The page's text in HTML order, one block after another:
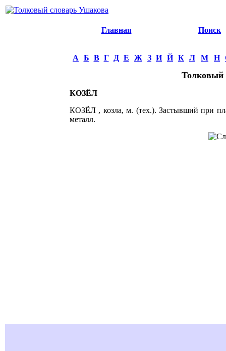
Главная Поиск
А Б В Г Д Е Ж З И Й К Л М Н
Толковый
КОЗЁЛ
КОЗЁЛ , козла, м. (тех.). Застывший при
металл.